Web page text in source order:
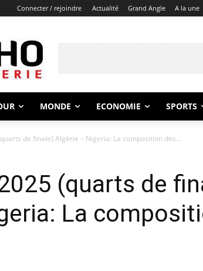
Connecter / rejoindre Actualité Grand Angle A la une
MONDE ECONOMIE SPORTS
de finale) Algérie – Nigeria: La composition des...
(quarts de
La